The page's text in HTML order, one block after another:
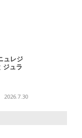
ュレジ
ジュラ
2026.7.30